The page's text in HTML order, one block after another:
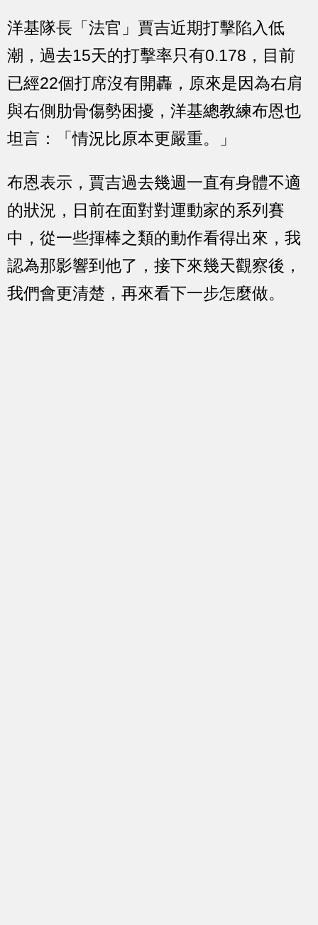
洋基隊長「法官」賈吉近期打擊陷入低
潮，過去15天的打擊率只有0.178，目前
已經22個打席沒有開轟，原來是因為右肩
與右側肋骨傷勢困擾，洋基總教練布恩也
坦言：「情況比原本更嚴重。」
布恩表示，賈吉過去幾週一直有身體不適
的狀況，日前在面對對運動家的系列賽
中，從一些揮棒之類的動作看得出來，我
認為那影響到他了，接下來幾天觀察後，
我們會更清楚，再來看下一步怎麼做。